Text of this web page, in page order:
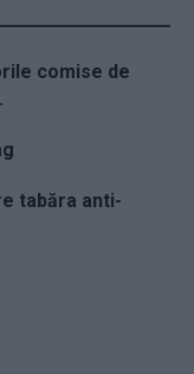
comise de
tabăra anti-